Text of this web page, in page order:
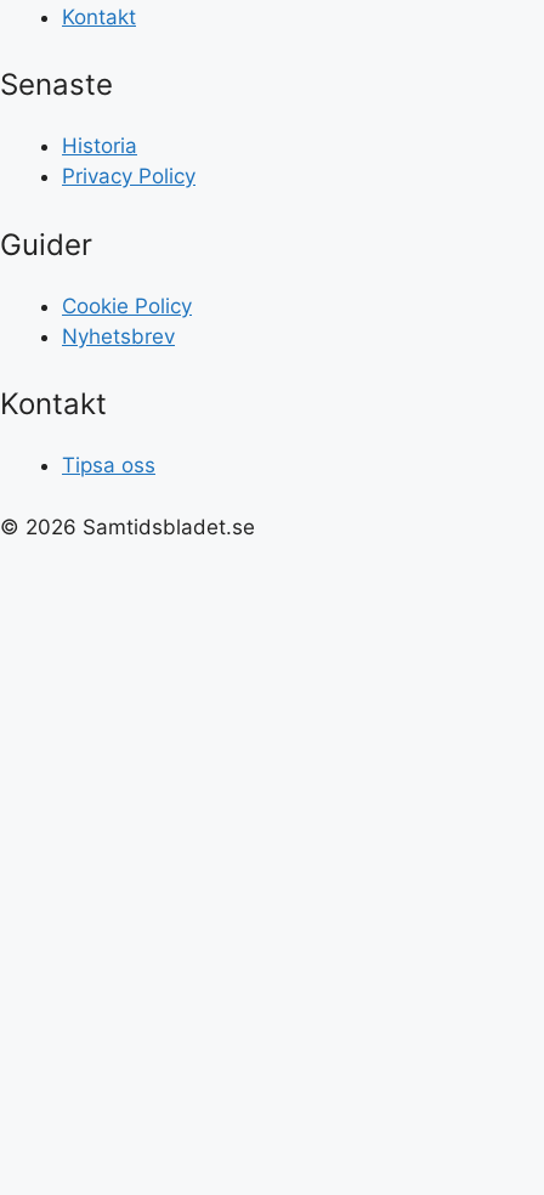
Kontakt
Senaste
Historia
Privacy Policy
Guider
Cookie Policy
Nyhetsbrev
Kontakt
Tipsa oss
© 2026 Samtidsbladet.se